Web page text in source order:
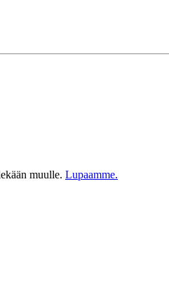
muulle. Lupaamme.